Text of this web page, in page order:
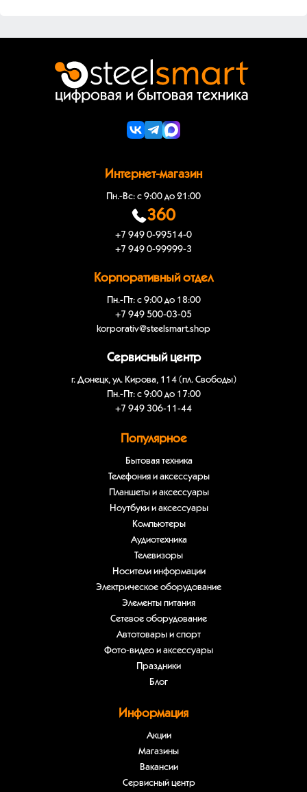
Интернет-магазин
Пн.-Вс: с 9:00 до 21:00
360
+7 949 0-99514-0
+7 949 0-99999-3
Корпоративный отдел
Пн.-Пт: с 9:00 до 18:00
+7 949 500-03-05
korporativ@steelsmart.shop
Сервисный центр
г. Донецк, ул. Кирова, 114 (пл. Свободы)
Пн.-Пт: с 9:00 до 17:00
+7 949 306-11-44
Популярное
Бытовая техника
Телефония и аксессуары
Планшеты и аксессуары
Ноутбуки и аксессуары
Компьютеры
Аудиотехника
Телевизоры
Носители информации
Электрическое оборудование
Элементы питания
Сетевое оборудование
Автотовары и спорт
Фото-видео и аксессуары
Праздники
Блог
Информация
Акции
Магазины
Вакансии
Сервисный центр